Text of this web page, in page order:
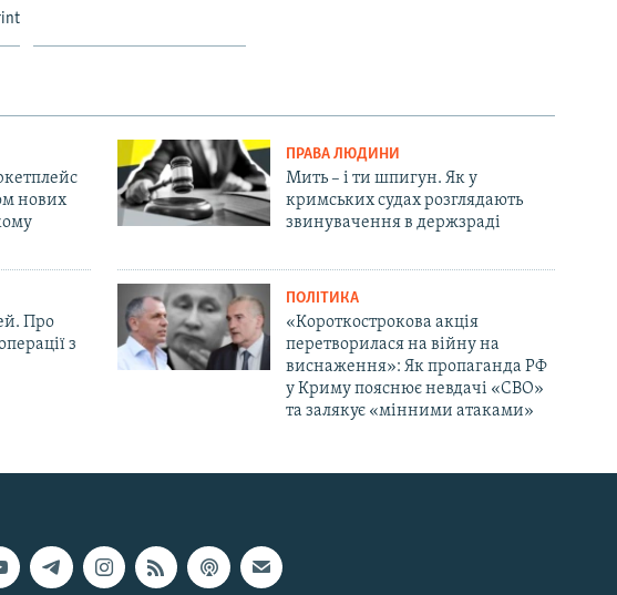
нових
ПРАВА ЛЮДИНИ
Мить – і ти шпигун. Як у
кримських судах розглядають
звинувачення в держзраді
Про
з
ПОЛІТИКА
«Короткострокова акція
перетворилася на війну на
виснаження»: Як пропаганда РФ
у Криму пояснює невдачі «СВО»
та залякує «мінними атаками»